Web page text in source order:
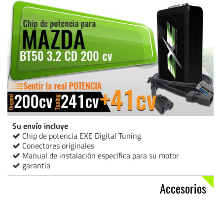
Su envío incluye
Chip de potencia EXE Digital Tuning
Conectores originales
Manual de instalación específica para su motor
garantía
Accesorios